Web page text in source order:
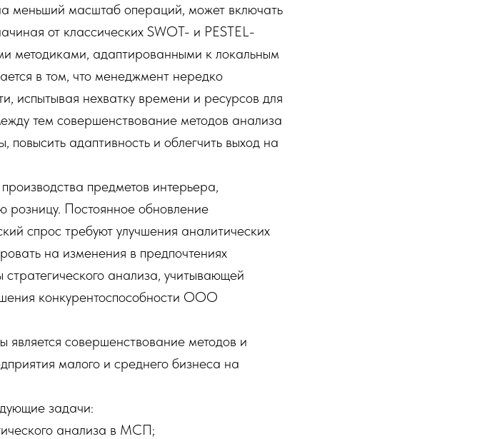
меньший масштаб операций, может включать
от классических SWOT- и PESTEL-
методиками, адаптированными к локальным
в том, что менеджмент нередко
испытывая нехватку времени и ресурсов для
тем совершенствование методов анализа
повысить адаптивность и облегчить выход на
предметов интерьера,
розницу. Постоянное обновление
спрос требуют улучшения аналитических
на изменения в предпочтениях
анализа, учитывающей
конкурентоспособности ООО
совершенствование методов и
малого и среднего бизнеса на
задачи:
анализа в МСП;